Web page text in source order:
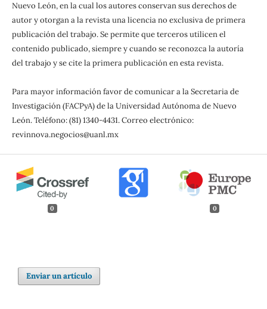
Nuevo León, en la cual los autores conservan sus derechos de
autor y otorgan a la revista una licencia no exclusiva de primera
publicación del trabajo. Se permite que terceros utilicen el
contenido publicado, siempre y cuando se reconozca la autoría
del trabajo y se cite la primera publicación en esta revista.
Para mayor información favor de comunicar a la Secretaria de
Investigación (FACPyA) de la Universidad Autónoma de Nuevo
León. Teléfono: (81) 1340-4431. Correo electrónico:
revinnova.negocios@uanl.mx
0 0
Enviar un artículo